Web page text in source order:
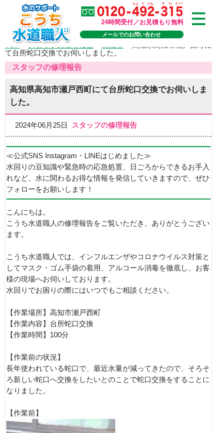
24時間受付／お見積もり無料
メールでのお問い合わせ
TOP>スタッフの修理報告
て台所蛇口交換でお伺いしました。
スタッフの修理報告
高知県高知市瀬戸西町にて台所蛇口交換でお伺いしま
した。
2024年06月25日 スタッフの修理報告
≪公式SNS Instagram・LINEはじめました≫
水回りの豆知識や緊急時の応急処置、日ごろからできるお手入
れなど、水に関わるお得な情報を発信していきますので、ぜひ
フォローをお願いします！
こんにちは。
こうち水道職人の修理報告をご覧いただき、ありがとうござい
ます。
こうち水道職人では、インフルエンザやコロナウイルス対策と
してマスク・ゴム手袋の着用、アルコール消毒を徹底し、お客
様の現場へお伺いしております。
水回りでお困りの際にはいつでもご相談ください。
【作業場所】高知市瀬戸西町
【作業内容】台所蛇口交換
【作業時間】100分
【作業前の状況】
長年使われている蛇口で、最近水量が減ってきたので、そろそ
ろ新しい蛇口へ交換をしたいとのことで蛇口交換をすることに
なりました。
【作業前】